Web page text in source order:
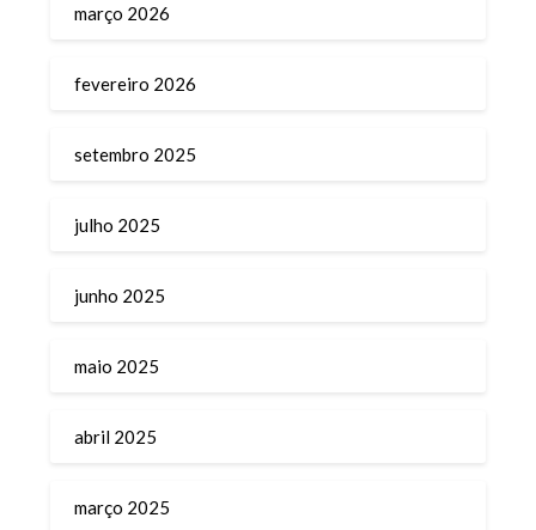
março 2026
fevereiro 2026
setembro 2025
julho 2025
junho 2025
maio 2025
abril 2025
março 2025